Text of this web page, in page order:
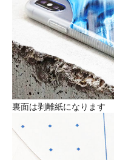
裏面は剥離紙になります